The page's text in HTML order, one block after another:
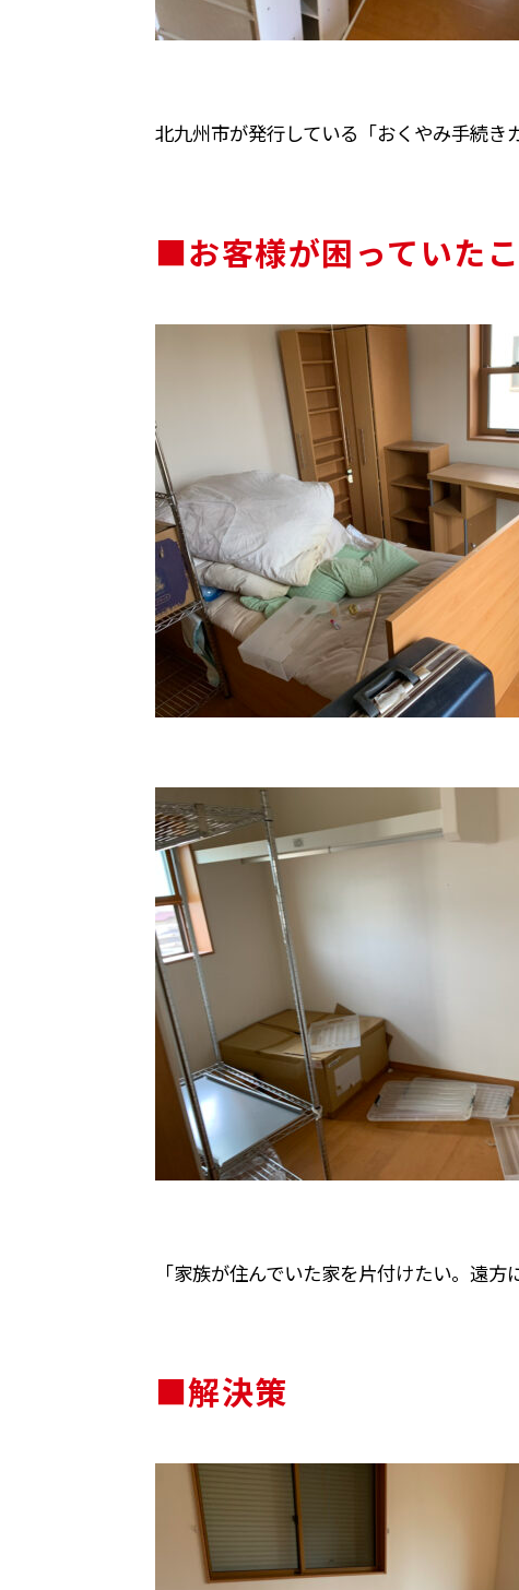
北九州市が発行している「おくやみ手続き
■お客様が困っていた
「家族が住んでいた家を片付けたい。遠
■解決策